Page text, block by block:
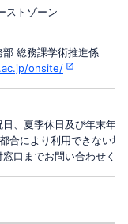
ストゾーン
総務課学術推進係
onsite/
日、夏季休日及び年末年
合により利用できない場
口までお問い合わせく